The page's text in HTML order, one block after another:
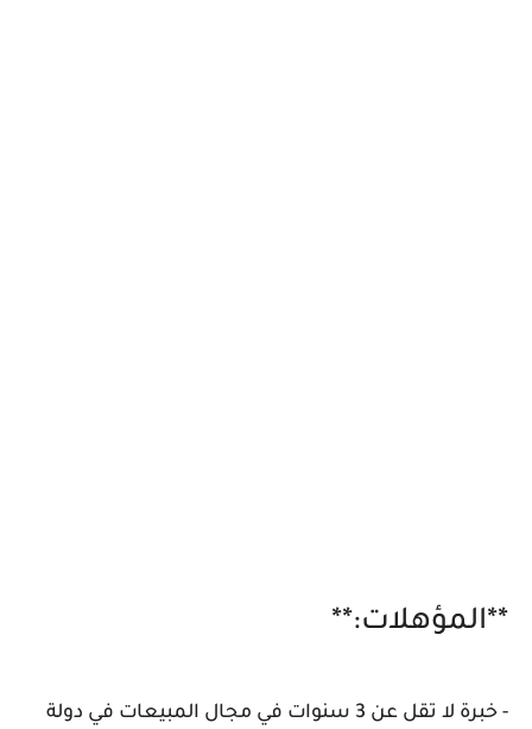
**المؤهلات:**
- خبرة لا تقل عن 3 سنوات في مجال المبيعات في دولة